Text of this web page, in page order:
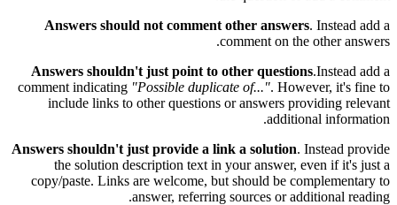
Answers should not comment other answers. Instead add a
comment on the other answers.
Answers shouldn't just point to other questions.Instead add a
comment indicating "Possible duplicate of...". However, it's fine to
include links to other questions or answers providing relevant
additional information.
Answers shouldn't just provide a link a solution. Instead provide
the solution description text in your answer, even if it's just a
copy/paste. Links are welcome, but should be complementary to
answer, referring sources or additional reading.